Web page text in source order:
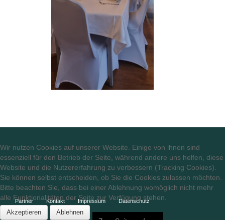
Partner Kontakt Impressum Datenschutz
Wir nutzen Cookies auf unserer Website. Einige von ihnen sind
essenziell für den Betrieb der Seite, während andere uns helfen, diese
Website und die Nutzererfahrung zu verbessern (Tracking Cookies).
Sie können selbst entscheiden, ob Sie die Cookies zulassen möchten.
Bitte beachten Sie, dass bei einer Ablehnung womöglich nicht mehr
alle Funktionalitäten der Seite zur Verfügung stehen.
Akzeptieren Ablehnen